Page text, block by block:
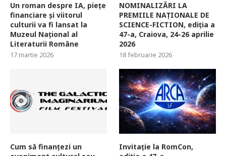
Un roman despre IA, piețe
financiare și viitorul
culturii va fi lansat la
Muzeul Național al
Literaturii Române
17 martie 2026
NOMINALIZĂRI LA
PREMIILE NAȚIONALE DE
SCIENCE-FICTION, ediția a
47-a, Craiova, 24-26 aprilie
2026
18 februarie 2026
Cum să finanțezi un
Invitație la RomCon,